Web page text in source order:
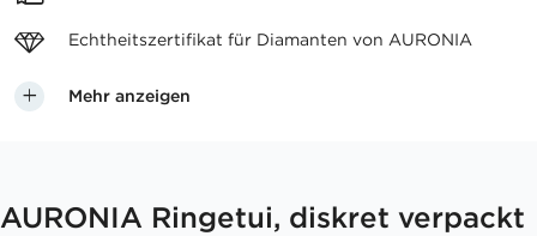
Echtheitszertifikat für Diamanten von AURONIA
Mehr anzeigen
AURONIA Ringetui, diskret verpackt